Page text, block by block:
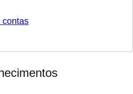
contas